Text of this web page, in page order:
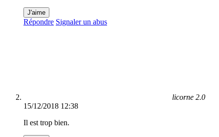
J'aime
Répondre Signaler un abus
licorne 2.0
15/12/2018 12:38
Il est trop bien.